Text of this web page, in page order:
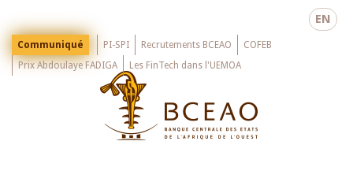
main
EN
Menu
Top
Communiqué PI-SPI Recrutements BCEAO
COFEB
Prix Abdoulaye FADIGA
Les FinTech dans l'UEMOA